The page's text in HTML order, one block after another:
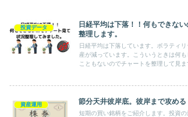
投資データ
日経平均は下落！！何もできな
整理します。
日経平均は下落しています。ボラティ
産が減っています。こういうときは何
こともないのでチャートを整理して見ま
資産運用 節分天井彼岸底。彼岸まで攻める
短期の買い銘柄をご紹介します。投資